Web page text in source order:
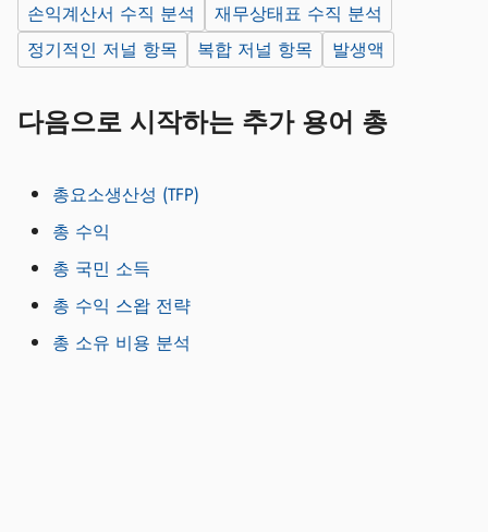
손익계산서 수직 분석
재무상태표 수직 분석
정기적인 저널 항목
복합 저널 항목 발생액
다음으로 시작하는 추가 용어 총
총요소생산성 (TFP)
총 수익
총 국민 소득
총 수익 스왑 전략
총 소유 비용 분석